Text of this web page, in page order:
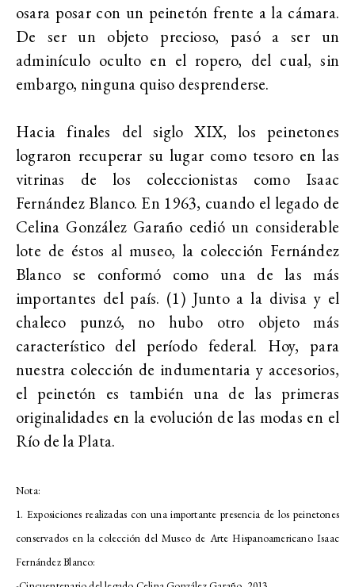
osara posar con un peinetón frente a la cámara.
De ser un objeto precioso, pasó a ser un
adminículo oculto en el ropero, del cual, sin
embargo, ninguna quiso desprenderse.
Hacia finales del siglo XIX, los peinetones
lograron recuperar su lugar como tesoro en las
vitrinas de los coleccionistas como Isaac
Fernández Blanco. En 1963, cuando el legado de
Celina González Garaño cedió un considerable
lote de éstos al museo, la colección Fernández
Blanco se conformó como una de las más
importantes del país. (1) Junto a la divisa y el
chaleco punzó, no hubo otro objeto más
característico del período federal. Hoy, para
nuestra colección de indumentaria y accesorios,
el peinetón es también una de las primeras
originalidades en la evolución de las modas en el
Río de la Plata.
Nota:
1. Exposiciones realizadas con una importante presencia de los peinetones
conservados en la colección del Museo de Arte Hispanoamericano Isaac
Fernández Blanco: